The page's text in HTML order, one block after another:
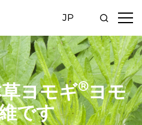
JP
ヨモギ®ヨモ
です